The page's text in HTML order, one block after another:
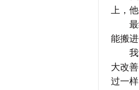
上，
最终
能搬
我觉
大改
过一